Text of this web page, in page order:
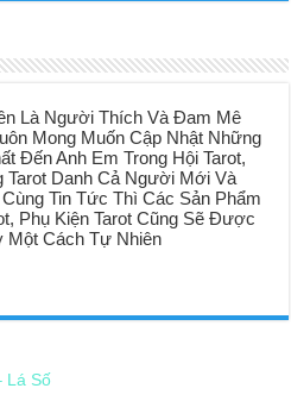
Là Người Thích Và Đam Mê
Mong Muốn Cập Nhật Những
Đến Anh Em Trong Hội Tarot,
Tarot Danh Cả Người Mới Và
Tin Tức Thì Các Sản Phẩm
Phụ Kiện Tarot Cũng Sẽ Được
Cách Tự Nhiên
Lá Số